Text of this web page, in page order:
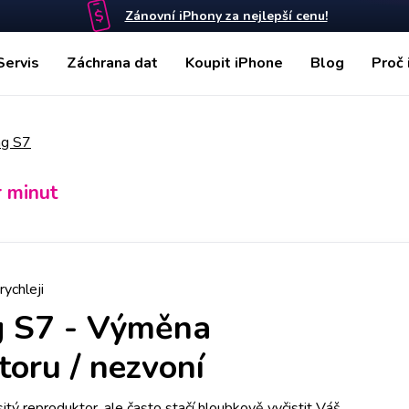
Zánovní iPhony za nejlepší cenu!
Záchrana dat Koupit iPhone Blog Proč
S7
minut
S7 - Výměna
/ nezvoní